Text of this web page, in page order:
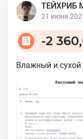
ТЕЙХРИБ
21 июня
-2
Влажный и